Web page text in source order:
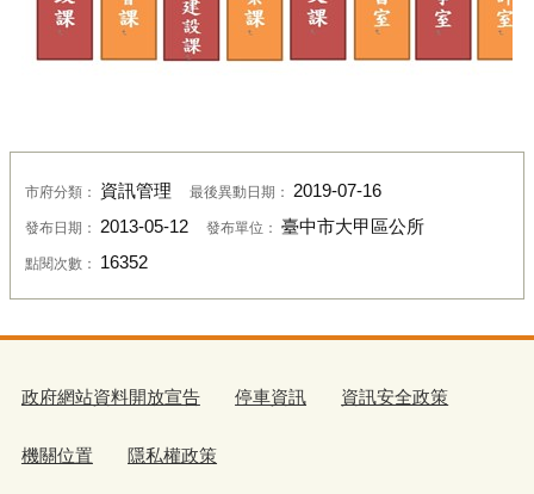
市府分類： 資訊管理 最後異動日期： 2019-07-16
發布日期： 2013-05-12 發布單位： 臺中市大甲區公所
點閱次數： 16352
政府網站資料開放宣告 停車資訊 資訊安全政策
機關位置 隱私權政策